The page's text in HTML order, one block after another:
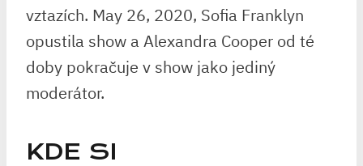
vztazích. May 26, 2020, Sofia Franklyn
opustila show a Alexandra Cooper od té
doby pokračuje v show jako jediný
moderátor.
KDE SI